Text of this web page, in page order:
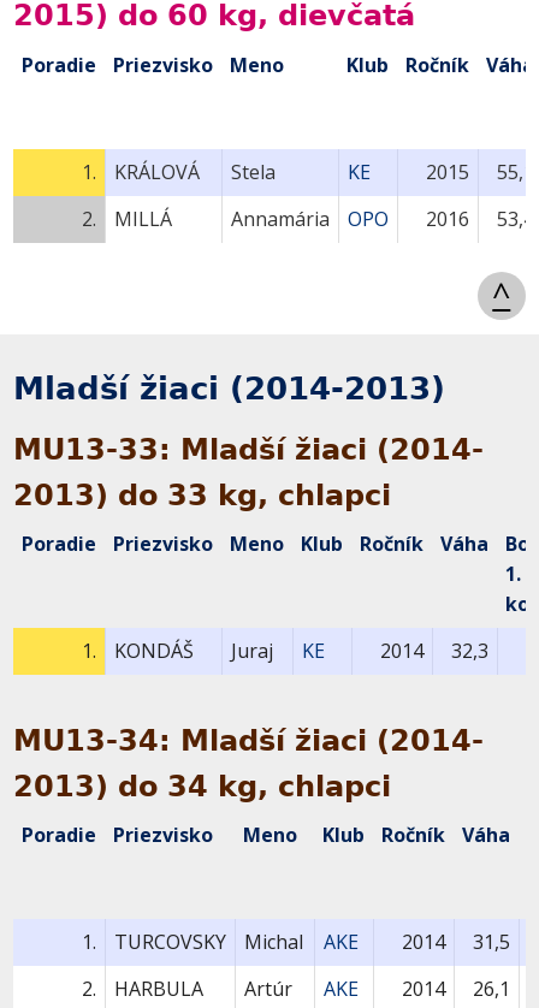
2015) do 60 kg, dievčatá
Poradie Priezvisko Meno Klub Ročník Váha
1. KRÁLOVÁ Stela KE 2015
55,1
2.
MILLÁ Annamária OPO 2016 53,4
^
Mladší žiaci (2014-2013)
MU13-33: Mladší žiaci (2014-
2013) do 33 kg, chlapci
Poradie Priezvisko Meno Klub Ročník Váha
1.
1.
KONDÁŠ Juraj KE 2014 32,3
MU13-34: Mladší žiaci (2014-
2013) do 34 kg, chlapci
Poradie Priezvisko Meno Klub Ročník Váha
1.
TURCOVSKY Michal AKE 2014
31,5
2.
HARBULA Artúr AKE 2014
26,1